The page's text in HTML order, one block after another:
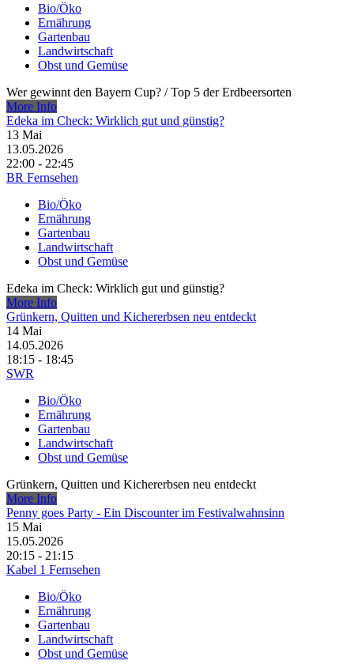
Bio/Öko
Ernährung
Gartenbau
Landwirtschaft
Obst und Gemüse
Wer gewinnt den Bayern Cup? /​ Top 5 der Erdbeersorten
More Info
Edeka im Check: Wirklich gut und günstig?
13 Mai
13.05.2026
22:00 - 22:45
BR Fernsehen
Bio/Öko
Ernährung
Gartenbau
Landwirtschaft
Obst und Gemüse
Edeka im Check: Wirklich gut und günstig?
More Info
Grünkern, Quitten und Kichererbsen neu entdeckt
14 Mai
14.05.2026
18:15 - 18:45
SWR
Bio/Öko
Ernährung
Gartenbau
Landwirtschaft
Obst und Gemüse
Grünkern, Quitten und Kichererbsen neu entdeckt
More Info
Penny goes Party - Ein Discounter im Festivalwahnsinn
15 Mai
15.05.2026
20:15 - 21:15
Kabel 1 Fernsehen
Bio/Öko
Ernährung
Gartenbau
Landwirtschaft
Obst und Gemüse